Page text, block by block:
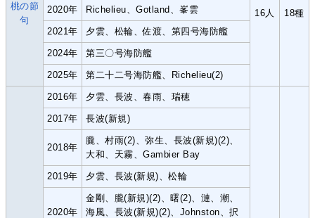
桃の節
句
16人 18種
2020年 Richelieu、Gotland、峯雲
2021年 夕雲、松輪、佐渡、第四号海防艦
2024年 第三〇号海防艦
2025年 第二十二号海防艦、Richelieu(2)
2016年 夕雲、長波、春雨、瑞穂
2017年 長波(新規)
2018年
朧、村雨(2)、弥生、長波(新規)(2)、
大和、天霧、Gambier Bay
2019年 夕雲、長波(新規)、松輪
2020年
金剛、朧(新規)(2)、曙(2)、漣、潮、
海風、長波(新規)(2)、Johnston、択